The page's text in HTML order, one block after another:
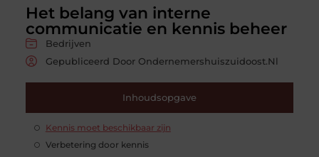
Het belang van interne
communicatie en kennis beheer
Bedrijven
Gepubliceerd Door Ondernemershuiszuidoost.nl
Inhoudsopgave
Kennis moet beschikbaar zijn
Verbetering door kennis